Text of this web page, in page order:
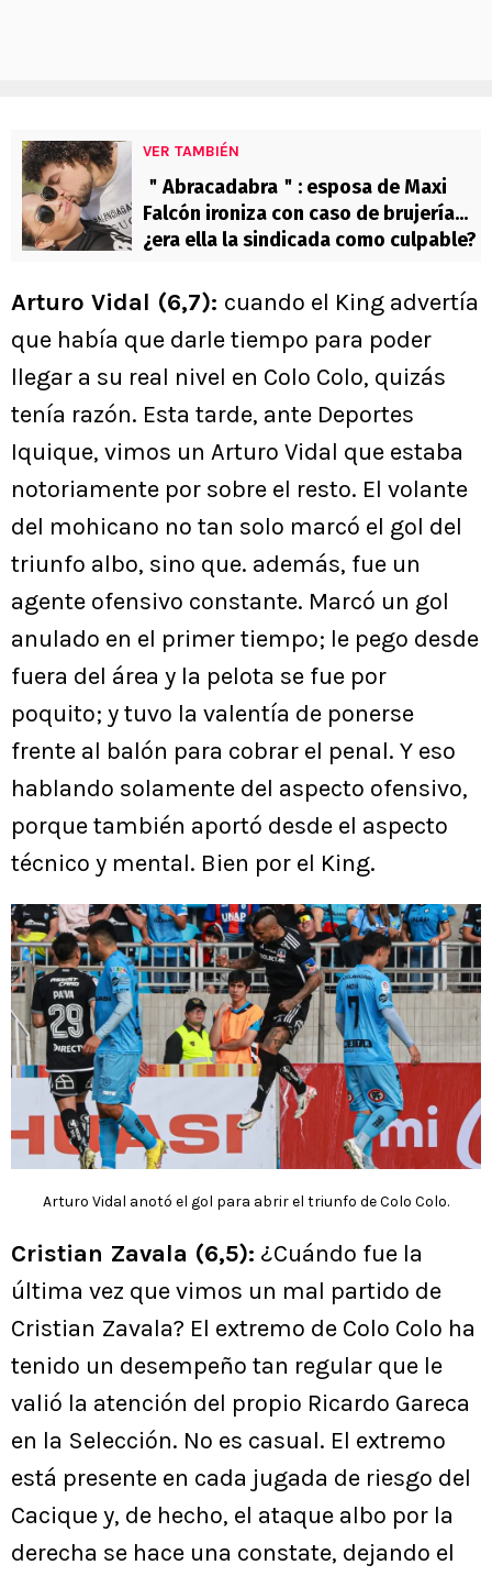
VER TAMBIÉN
＂Abracadabra＂: esposa de Maxi
Falcón ironiza con caso de brujería...
¿era ella la sindicada como culpable?
Arturo Vidal (6,7): cuando el King advertía
que había que darle tiempo para poder
llegar a su real nivel en Colo Colo, quizás
tenía razón. Esta tarde, ante Deportes
Iquique, vimos un Arturo Vidal que estaba
notoriamente por sobre el resto. El volante
del mohicano no tan solo marcó el gol del
triunfo albo, sino que. además, fue un
agente ofensivo constante. Marcó un gol
anulado en el primer tiempo; le pego desde
fuera del área y la pelota se fue por
poquito; y tuvo la valentía de ponerse
frente al balón para cobrar el penal. Y eso
hablando solamente del aspecto ofensivo,
porque también aportó desde el aspecto
técnico y mental. Bien por el King.
Arturo Vidal anotó el gol para abrir el triunfo de Colo Colo.
Cristian Zavala (6,5): ¿Cuándo fue la
última vez que vimos un mal partido de
Cristian Zavala? El extremo de Colo Colo ha
tenido un desempeño tan regular que le
valió la atención del propio Ricardo Gareca
en la Selección. No es casual. El extremo
está presente en cada jugada de riesgo del
Cacique y, de hecho, el ataque albo por la
derecha se hace una constate, dejando el